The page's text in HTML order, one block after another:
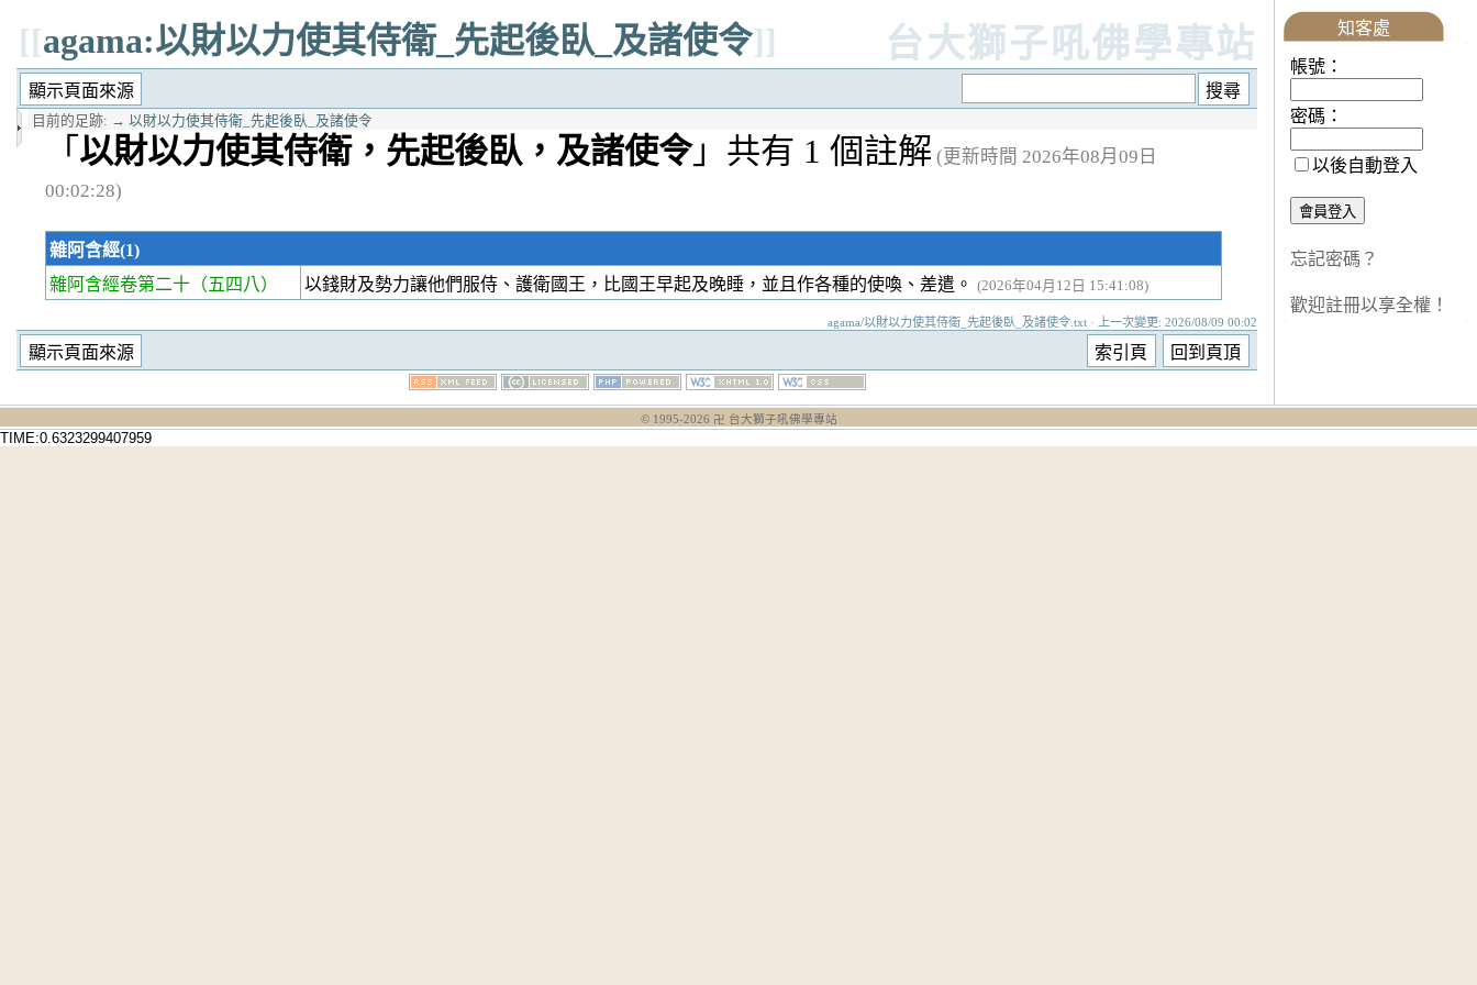
[[agama:以財以力使其侍衛_先起後臥_及諸使令]] 台大獅子吼佛學專站
目前的足跡: → 以財以力使其侍衛_先起後臥_及諸使令
「 以財以力使其侍衛，先起後臥，及諸使令」共有 1 個註解 (更新時間 2026年08月09日
00:02:28)
雜阿含經(1)
雜阿含經卷第二十 （五四八） 以錢財及勢力讓他們服侍、護衛國王，比國王早起及晚睡，並且作各種的使喚、差遣。 (2026年04月12日 15:41:08)
agama/以財以力使其侍衛_先起後臥_及諸使令.txt · 上一次變更: 2026/08/09 00:02
知客處
帳號：
密碼：
以後自動登入
忘記密碼？
歡迎註冊以享全權！
© 1995-2026 卍 台大獅子吼佛學專站
TIME:0.6323299407959